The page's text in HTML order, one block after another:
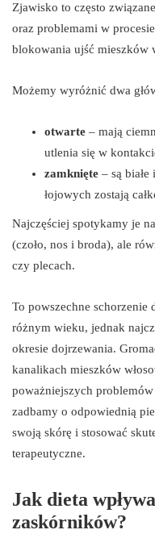
Zjawisko to często
oraz problemami w
blokowania ujść mieszków
Możemy wyróżnić dwa
otwarte – mają
utlenia się w
zamknięte – są
łojowych zostają
Najczęściej spotykamy je
(czoło, nos i broda), ale
czy plecach.
To powszechne
różnym wieku, jednak
okresie dojrzewania.
kanalikach mieszków
poważniejszych
zadbamy o odpowiednią
swoją skórę i stosować
terapeutyczne.
Jak dieta
zaskórników?